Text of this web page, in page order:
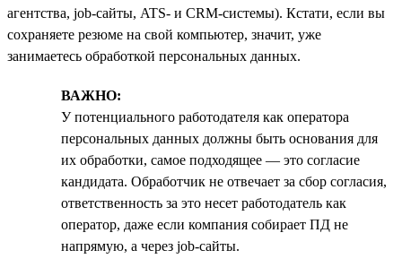
агентства, job-сайты, ATS- и CRM-системы). Кстати, если вы
сохраняете резюме на свой компьютер, значит, уже
занимаетесь обработкой персональных данных.
ВАЖНО:
У потенциального работодателя как оператора
персональных данных должны быть основания для
их обработки, самое подходящее — это согласие
кандидата. Обработчик не отвечает за сбор согласия,
ответственность за это несет работодатель как
оператор, даже если компания собирает ПД не
напрямую, а через job-сайты.